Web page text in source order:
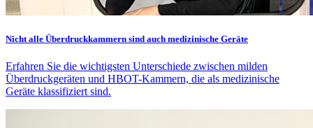
Nicht alle Überdruckkammern sind auch medizinische Geräte
Erfahren Sie die wichtigsten Unterschiede zwischen milden
Überdruckgeräten und HBOT-Kammern, die als medizinische
Geräte klassifiziert sind.